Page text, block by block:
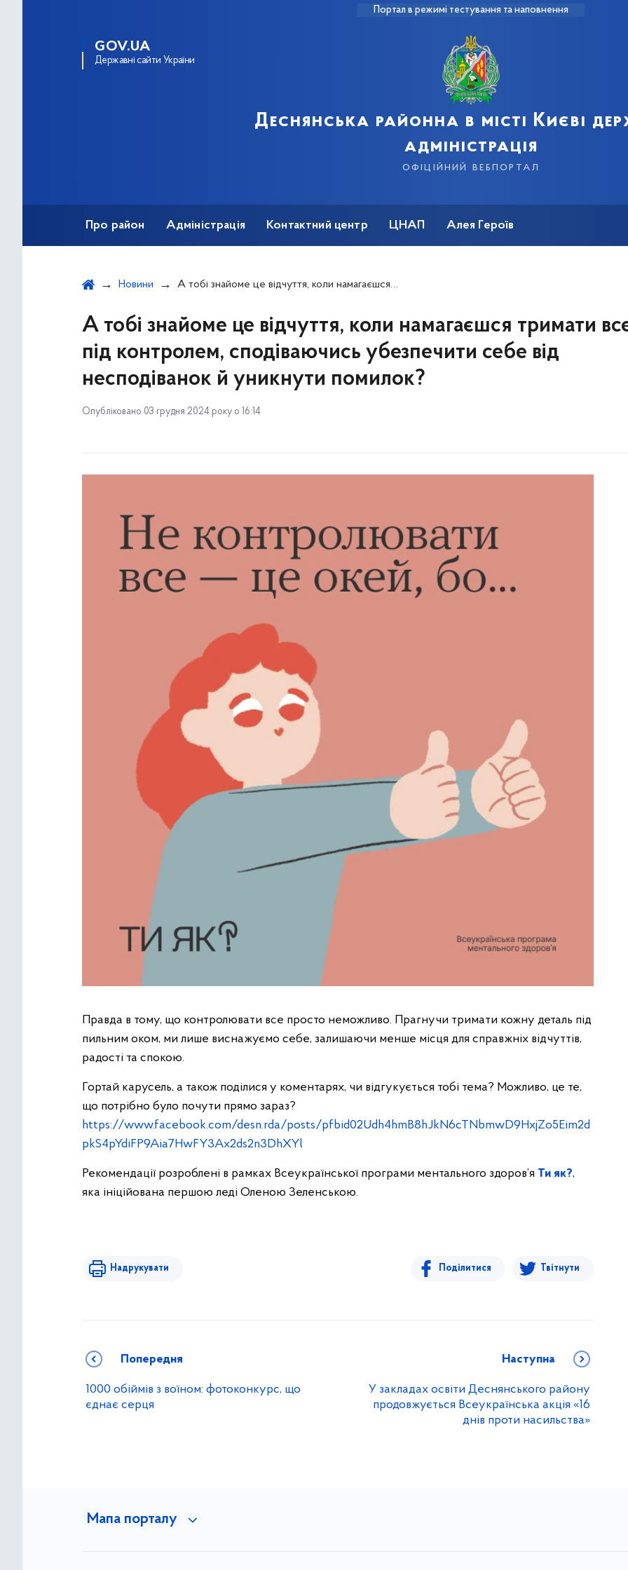
Портал в режимі тестування та наповнення
GOV.UA
Державні сайти України
Деснянська районна в місті Києві
адміністрація
офіційний вебпортал
Про район Адміністрація Контактний центр ЦНАП Алея Героїв
Новини А тобі знайоме це відчуття, коли намагаєшся тримати все під контролем, сподіваючись убезпечити себе від несподіванок й уникнути помилок?
А тобі знайоме це відчуття, коли намагаєшся тримати
під контролем, сподіваючись убезпечити себе від
несподіванок й уникнути помилок?
Опубліковано 03 грудня 2024 року о 16:14
Правда в тому, що контролювати все просто неможливо. Прагнучи тримати кожну деталь під
пильним оком, ми лише виснажуємо себе, залишаючи менше місця для справжніх відчуттів,
радості та спокою.
Гортай карусель, а також поділися у коментарях, чи відгукується тобі тема? Можливо, це те,
що потрібно було почути прямо зараз?
https://www.facebook.com/desn.rda/posts/pfbid02Udh4hmB8hJkN6cTNbmwD9HxjZo5Eim2d
pkS4pYdiFP9Aia7HwFY3Ax2ds2n3DhXYl
Рекомендації розроблені в рамках Всеукраїнської програми ментального здоров’я Ти як?,
яка ініційована першою леді Оленою Зеленською.
Надрукувати Поділитися Твітнути
Попередня
1000 обіймів з воїном: фотоконкурс, що
єднає серця
Наступна
У закладах освіти Деснянського району
продовжується Всеукраїнська акція «16
днів проти насильства»
Мапа порталу